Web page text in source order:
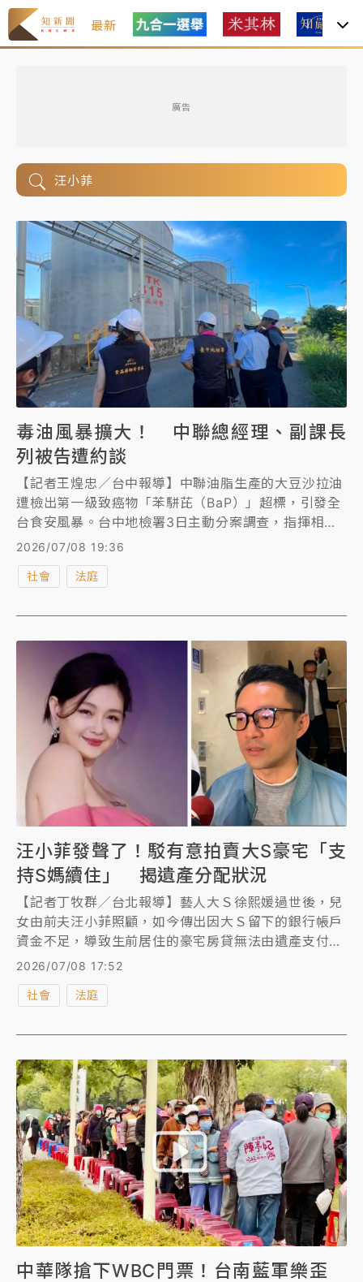
最新
廣告
汪小菲
毒油風暴擴大！ 中聯總經理、副課長
列被告遭約談
【記者王煌忠／台中報導】中聯油脂生產的大豆沙拉油
遭檢出第一級致癌物「苯駢芘（BaP）」超標，引發全
台食安風暴。台中地檢署3日主動分案調查，指揮相關
單位展開追查行動，6日更兵分多路前往中聯、福壽、
件，同時約談中聯公司總經理余凌沖、品研課陳姓副課
為被告，檢方正深入釐清是否涉及違反《食品安全衛生
管理法》等相關刑責。
2026/07/08 19:36
社會 法庭
汪小菲發聲了！駁有意拍賣大S豪宅「支
持S媽續住」 揭遺產分配狀況
【記者丁牧群／台北報導】藝人大Ｓ徐熙媛過世後，兒
女由前夫汪小菲照顧，如今傳出因大Ｓ留下的銀行帳戶
資金不足，導致生前居住的豪宅房貸無法由遺產支付，
大Ｓ丈夫具俊曄放棄繼承，汪小菲有意拍賣豪宅，現居
豪宅內的Ｓ媽也恐被迫搬離。對此汪小菲透過律師許英
傑發聲明強調，大Ｓ過世後，汪小菲持續協助繳交房
子女的遺產已設立信託專戶，具俊曄也依法繼承三分之
一遺產。
2026/07/08 17:52
社會 法庭
中華隊搶下WBC門票！台南藍軍樂歪